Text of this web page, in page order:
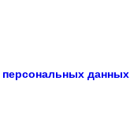
данных